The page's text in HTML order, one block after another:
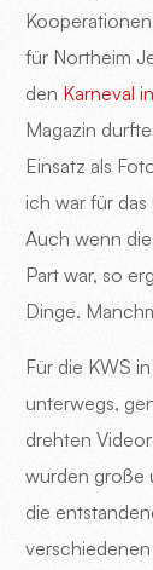
für Northeim
den Karneval
Magazin
Einsatz als
ich war für
Auch wenn
Part war, so
Dinge.
Für die KWS
unterwegs,
drehten
wurden große
die